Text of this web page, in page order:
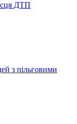
ДТП
з пільговими